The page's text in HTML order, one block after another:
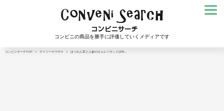
コンビニの商品を勝手に評価していくメディアです
コンビニサーチTOP > デイリーヤマザキ > ほうれん草と人参のオムレツサンド(275…